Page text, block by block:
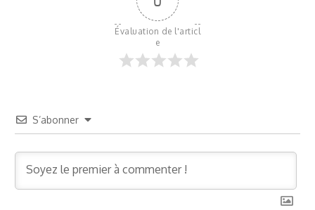
Évaluation de l'articl
e
S’abonner